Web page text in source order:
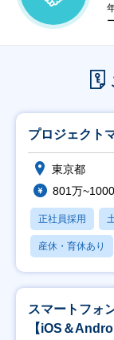
プロジェクト
東京都
801万
正社員採用
産休・育休あり
スマートフォ
【iOS＆